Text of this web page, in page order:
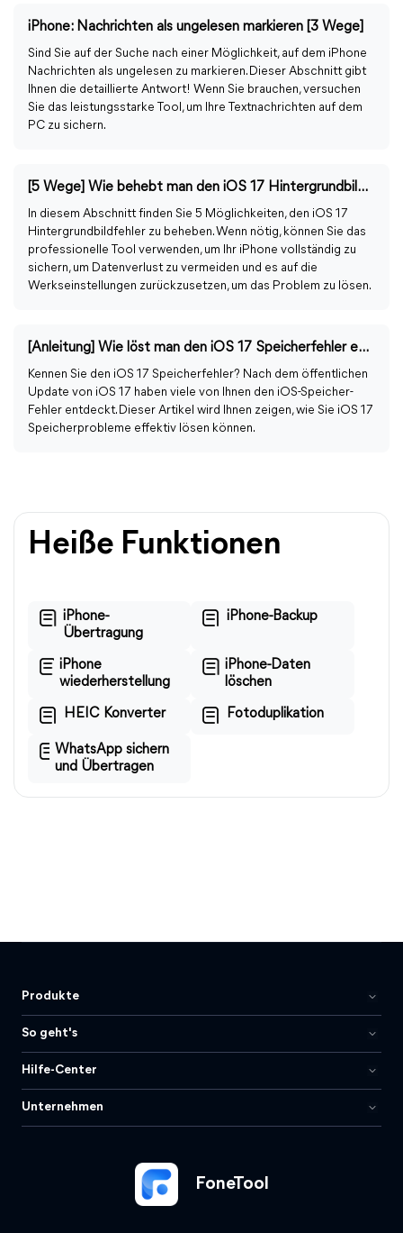
iPhone: Nachrichten als ungelesen markieren [3 Wege]
Sind Sie auf der Suche nach einer Möglichkeit, auf dem iPhone
Nachrichten als ungelesen zu markieren. Dieser Abschnitt gibt
Ihnen die detaillierte Antwort! Wenn Sie brauchen, versuchen
Sie das leistungsstarke Tool, um Ihre Textnachrichten auf dem
PC zu sichern.
[5 Wege] Wie behebt man den iOS 17 Hintergrundbildfehler?
In diesem Abschnitt finden Sie 5 Möglichkeiten, den iOS 17
Hintergrundbildfehler zu beheben. Wenn nötig, können Sie das
professionelle Tool verwenden, um Ihr iPhone vollständig zu
sichern, um Datenverlust zu vermeiden und es auf die
Werkseinstellungen zurückzusetzen, um das Problem zu lösen.
[Anleitung] Wie löst man den iOS 17 Speicherfehler effektiv?
Kennen Sie den iOS 17 Speicherfehler? Nach dem öffentlichen
Update von iOS 17 haben viele von Ihnen den iOS-Speicher-
Fehler entdeckt. Dieser Artikel wird Ihnen zeigen, wie Sie iOS 17
Speicherprobleme effektiv lösen können.
Heiße Funktionen
iPhone-
Übertragung
iPhone-Backup
iPhone
wiederherstellung
iPhone-Daten
löschen
HEIC Konverter Fotoduplikation
WhatsApp sichern
und Übertragen
FoneTool
Produkte
So geht's
Hilfe-Center
Unternehmen